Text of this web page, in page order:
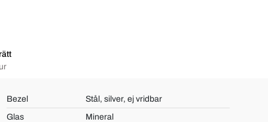
Bezel
Stål, silver, ej vridbar
Glas
Mineral